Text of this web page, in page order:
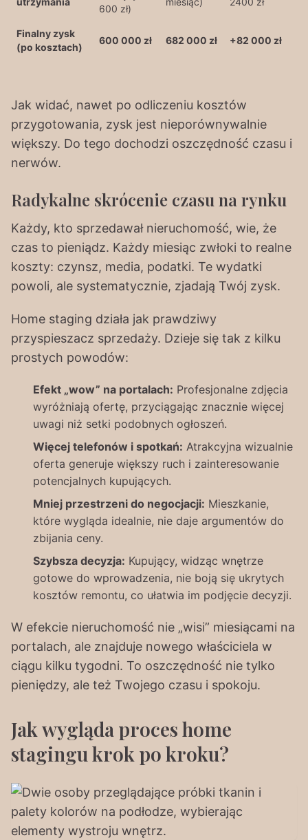
600 zł)
Finalny zysk
(po kosztach)
600 000 zł 682 000 zł +82 000 zł
Jak widać, nawet po odliczeniu kosztów
przygotowania, zysk jest nieporównywalnie
większy. Do tego dochodzi oszczędność czasu i
nerwów.
Radykalne skrócenie czasu na rynku
Każdy, kto sprzedawał nieruchomość, wie, że
czas to pieniądz. Każdy miesiąc zwłoki to realne
koszty: czynsz, media, podatki. Te wydatki
powoli, ale systematycznie, zjadają Twój zysk.
Home staging działa jak prawdziwy
przyspieszacz sprzedaży. Dzieje się tak z kilku
prostych powodów:
Efekt „wow” na portalach: Profesjonalne zdjęcia
wyróżniają ofertę, przyciągając znacznie więcej
uwagi niż setki podobnych ogłoszeń.
Więcej telefonów i spotkań: Atrakcyjna wizualnie
oferta generuje większy ruch i zainteresowanie
potencjalnych kupujących.
Mniej przestrzeni do negocjacji: Mieszkanie,
które wygląda idealnie, nie daje argumentów do
zbijania ceny.
Szybsza decyzja: Kupujący, widząc wnętrze
gotowe do wprowadzenia, nie boją się ukrytych
kosztów remontu, co ułatwia im podjęcie decyzji.
W efekcie nieruchomość nie „wisi” miesiącami na
portalach, ale znajduje nowego właściciela w
ciągu kilku tygodni. To oszczędność nie tylko
pieniędzy, ale też Twojego czasu i spokoju.
Jak wygląda proces home
stagingu krok po kroku?